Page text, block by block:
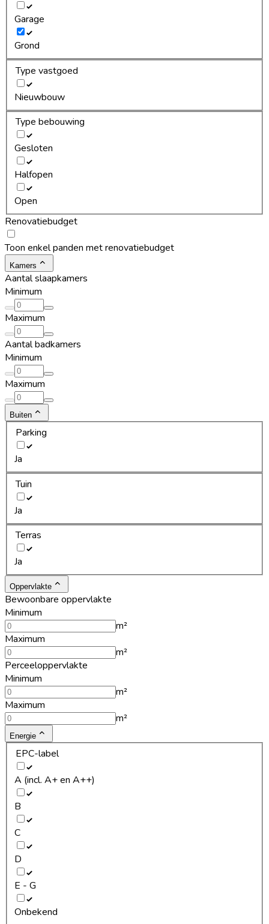
Garage
Grond
Type vastgoed
Nieuwbouw
Type bebouwing
Gesloten
Halfopen
Open
Renovatiebudget
Toon enkel panden met renovatiebudget
Kamers
Aantal slaapkamers
Minimum
Maximum
Aantal badkamers
Minimum
Maximum
Buiten
Parking
Ja
Tuin
Ja
Terras
Ja
Oppervlakte
Bewoonbare oppervlakte
Minimum
m²
Maximum
m²
Perceeloppervlakte
Minimum
m²
Maximum
m²
Energie
EPC-label
A (incl. A+ en A++)
B
C
D
E - G
Onbekend